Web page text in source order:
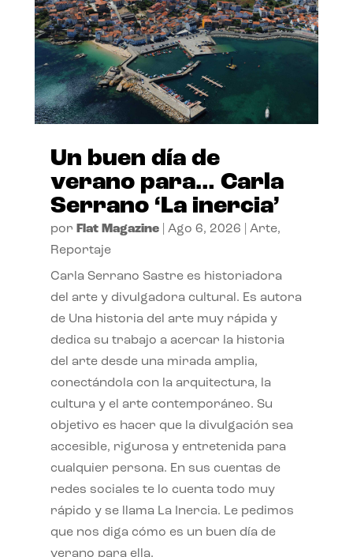
Un buen día de
verano para… Carla
Serrano ‘La inercia’
por Flat Magazine| Ago 6, 2026 Arte,
Reportaje
Carla Serrano Sastre es historiadora
del arte y divulgadora cultural. Es autora
de Una historia del arte muy rápida y
dedica su trabajo a acercar la historia
del arte desde una mirada amplia,
conectándola con la arquitectura, la
cultura y el arte contemporáneo. Su
objetivo es hacer que la divulgación sea
accesible, rigurosa y entretenida para
cualquier persona. En sus cuentas de
redes sociales te lo cuenta todo muy
rápido y se llama La Inercia. Le pedimos
que nos diga cómo es un buen día de
verano para ella.